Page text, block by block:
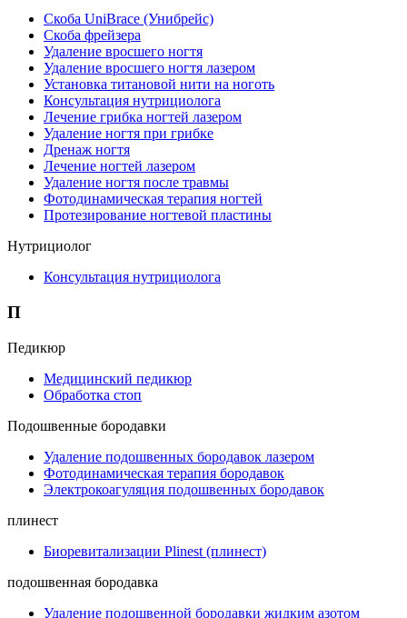
Скоба UniBrace (Унибрейс)
Скоба фрейзера
Удаление вросшего ногтя
Удаление вросшего ногтя лазером
Установка титановой нити на ноготь
Консультация нутрициолога
Лечение грибка ногтей лазером
Удаление ногтя при грибке
Дренаж ногтя
Лечение ногтей лазером
Удаление ногтя после травмы
Фотодинамическая терапия ногтей
Протезирование ногтевой пластины
Нутрициолог
Консультация нутрициолога
П
Педикюр
Медицинский педикюр
Обработка стоп
Подошвенные бородавки
Удаление подошвенных бородавок лазером
Фотодинамическая терапия бородавок
Электрокоагуляция подошвенных бородавок
плинест
Биоревитализации Plinest (плинест)
подошвенная бородавка
Удаление подошвенной бородавки жидким азотом